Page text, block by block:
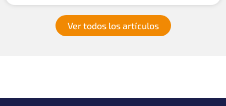
Ver todos los artículos